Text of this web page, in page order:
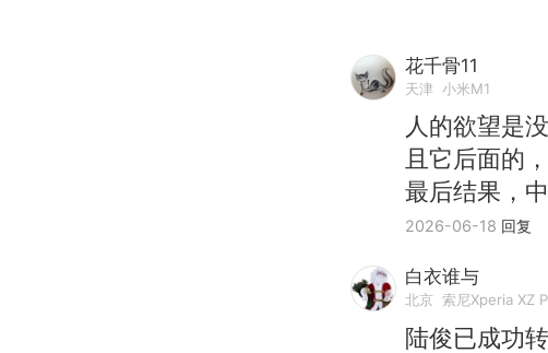
花千骨11
天津 小米M1
人的欲望是
且它后面的
最后结果，
2026-06-18 回复
白衣谁与
北京 索尼Xperia XZ
陆俊已成功